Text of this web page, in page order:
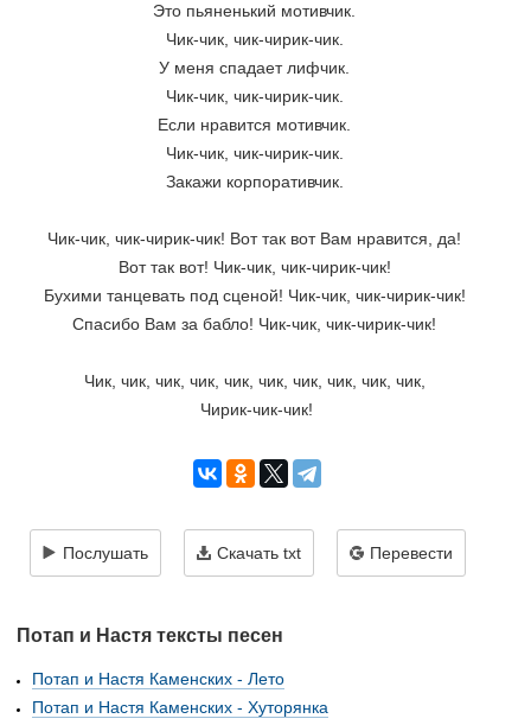
Это пьяненький мотивчик.
Чик-чик, чик-чирик-чик.
У меня спадает лифчик.
Чик-чик, чик-чирик-чик.
Если нравится мотивчик.
Чик-чик, чик-чирик-чик.
Закажи корпоративчик.
Чик-чик, чик-чирик-чик! Вот так вот Вам нравится, да!
Вот так вот! Чик-чик, чик-чирик-чик!
Бухими танцевать под сценой! Чик-чик, чик-чирик-чик!
Спасибо Вам за бабло! Чик-чик, чик-чирик-чик!
Чик, чик, чик, чик, чик, чик, чик, чик, чик, чик,
Чирик-чик-чик!
Послушать Скачать txt Перевести
Потап и Настя тексты песен
Потап и Настя Каменских - Лето
Потап и Настя Каменских - Хуторянка